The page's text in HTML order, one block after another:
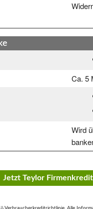
Ca. 5
Wird
Jetzt Teylor
Verbraucherkreditrichtlinie. Alle